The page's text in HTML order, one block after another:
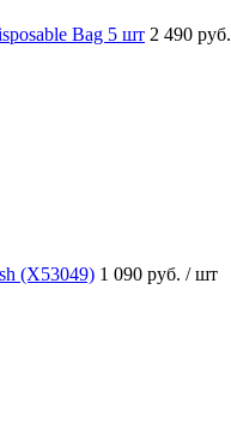
Bag 5 шт 2 490 руб.
(X53049) 1 090 руб. / шт